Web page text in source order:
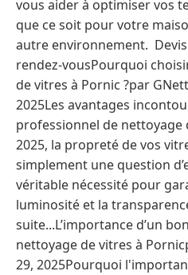
vous aider à optimiser vos
que ce soit pour votre
autre environnement.
rendez-vousPourquoi
de vitres à Pornic ?par
2025Les avantages
professionnel de nettoyage
2025, la propreté de vos
simplement une question
véritable nécessité pour
luminosité et la
suite...L’importance d’un
nettoyage de vitres à
29, 2025Pourquoi